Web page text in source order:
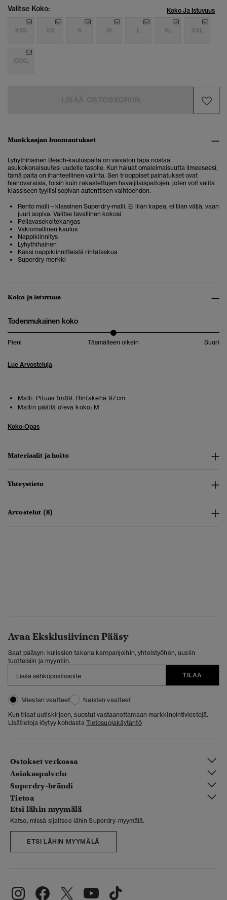
Valitse Koko: Koko Ja Istuvuus
XXS XS S M L XL XXL
XXXL
Muokkaajan huomautukset
Lyhythihainen Beach-kauluspaita on vaivaton tapa nostaa
asukokonaisuutesi uudelle tasolle. Kun haluat omaleimaisuutta ilmeeseesi,
tämä paita on ihanteellinen valinta. Sen trooppiset painatukset ovat
hienovaraisia, toisin kuin rakastettujen havaijilaispaitojen, joten voit valita
klassiseen tyyliisi sopivan autenttisen vaihtoehdon.
Rento malli – klassinen Superdry-malli. Ei liian kapea, ei liian väljä, vaan
juuri sopiva. Valitse tavallinen kokosi
Pellavasekoitekangas
Vakiomallinen kaulus
Nappikiinnitys
Lyhythihainen
Kaksi nappikiinnitteistä rintataskua
Superdry-merkki
Koko ja istuvuus
Todenmukainen koko
Pieni Täsmälleen oikein Suuri
Lue Arvosteluja
Malli: Pituus 1m89. Rintakehä 97cm
Mallin päällä oleva koko: M
Koko-Opas
Materiaalit ja hoito
Yhteystieto
Arvostelut (8)
Avaa Eksklusiivinen Pääsy
Saat pääsyn: kulissien takana kampanjoihin, yhteistyöhön, uusiin
tuotteisiin ja myyntiin.
TILAA
Miesten vaatteet
Naisten vaatteet
Kun tilaat uutiskirjeen, suostut vastaanottamaan markkinointiviestejä.
Lisätietoja löytyy kohdasta Tietosuojakäytäntö
Ostokset verkossa
Asiakaspalvelu
Superdry-brändi
Tietoa
Etsi lähin myymälä
Katso, missä sijaitsee lähin Superdry-myymälä.
ETSI LÄHIN MYYMÄLÄ